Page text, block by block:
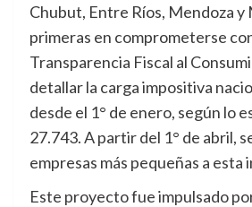
Chubut, Entre Ríos, Mendoza y
primeras en comprometerse
Transparencia Fiscal al
detallar la carga impositiva
desde el 1° de enero, según lo
27.743. A partir del 1° de abril,
empresas más pequeñas a esta
Este proyecto fue impulsado